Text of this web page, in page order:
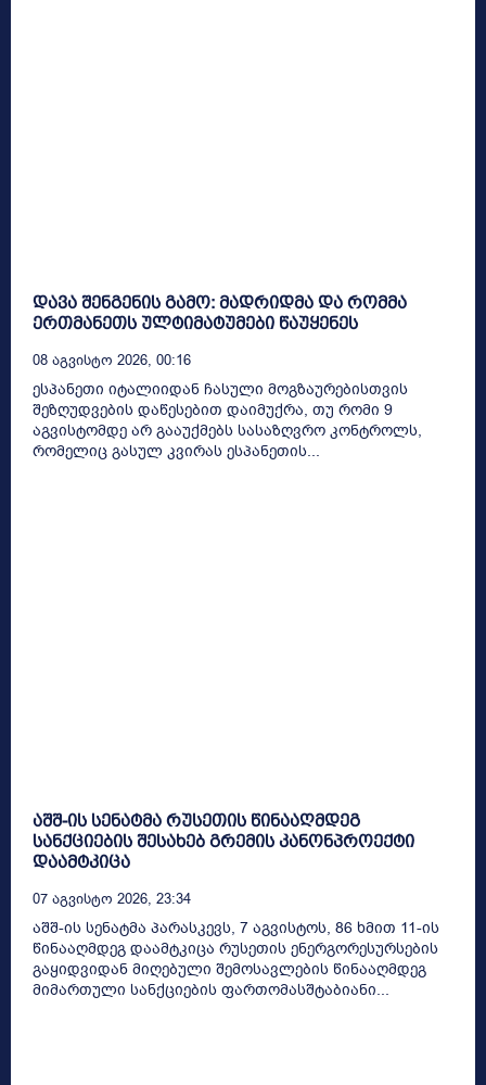
დავა შენგენის გამო: მადრიდმა და რომმა
ერთმანეთს ულტიმატუმები წაუყენეს
08 Აგვისტო 2026, 00:16
ესპანეთი იტალიიდან ჩასული მოგზაურებისთვის
შეზღუდვების დაწესებით დაიმუქრა, თუ რომი 9
აგვისტომდე არ გააუქმებს სასაზღვრო კონტროლს,
რომელიც გასულ კვირას ესპანეთის...
აშშ-ის სენატმა რუსეთის წინააღმდეგ
სანქციების შესახებ გრემის კანონპროექტი
დაამტკიცა
07 Აგვისტო 2026, 23:34
აშშ-ის სენატმა პარასკევს, 7 აგვისტოს, 86 ხმით 11-ის
წინააღმდეგ დაამტკიცა რუსეთის ენერგორესურსების
გაყიდვიდან მიღებული შემოსავლების წინააღმდეგ
მიმართული სანქციების ფართომასშტაბიანი...